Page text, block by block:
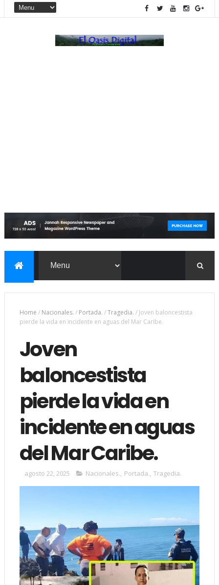
Home / Nacionales. / Portada. /Tragedia. / Joven baloncestista
pierde la vida en incidente en aguas del Mar Caribe.
Joven
baloncestista
pierde la vida en
incidente en aguas
del Mar Caribe.
agosto 22, 2025 Nacionales., Portada., Tragedia.